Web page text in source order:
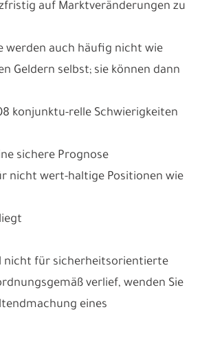
auf Marktveränderungen zu
werden auch häufig nicht wie
Geldern selbst; sie können dann
konjunktu-relle Schwierigkeiten
sichere Prognose
nicht wert-haltige Positionen wie
nicht für sicherheitsorientierte
verlief, wenden Sie
eines